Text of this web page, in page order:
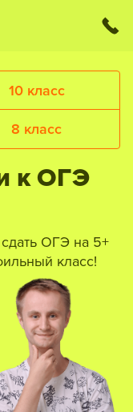
10 класс
8 класс
к ОГЭ
ОГЭ на 5+
класс!